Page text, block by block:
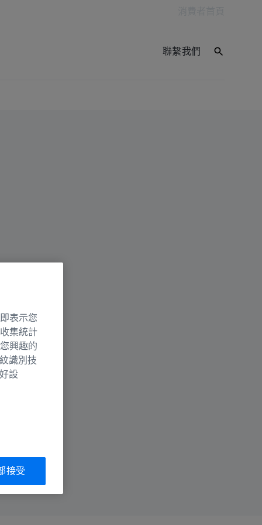
聯繫我們
表示您
集統計
興趣的
識別技
設
接受